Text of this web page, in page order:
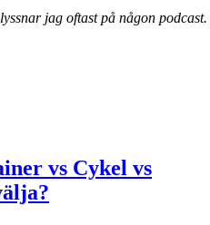
jag oftast på någon podcast.
vs Cykel vs